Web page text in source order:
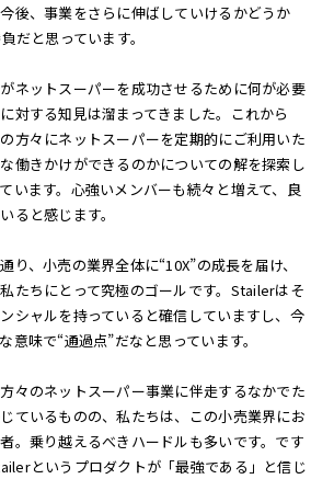
後、事業をさらに伸ばしていけるかどうか
だと思っています。
がネットスーパーを成功させるために何が必要
対する知見は溜まってきました。これから
方々にネットスーパーを定期的にご利用いた
働きかけができるのかについての解を探索し
います。心強いメンバーも続々と増えて、良
ると感じます。
り、小売の業界全体に“10X”の成長を届け、
たちにとって究極のゴールです。Stailerはそ
シャルを持っていると確信していますし、今
意味で“通過点”だなと思っています。
々のネットスーパー事業に伴走するなかでた
ているものの、私たちは、この小売業界にお
。乗り越えるべきハードルも多いです。です
というプロダクトが「最強である」と信じ